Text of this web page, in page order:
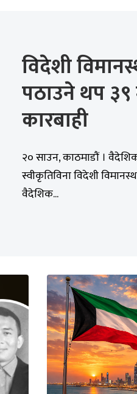
विदेशी
पठाउने थप ३९
कारबाही
२० साउन, काठमाडौं ।
स्वीकृतिविना विदेशी
वैदेशिक...